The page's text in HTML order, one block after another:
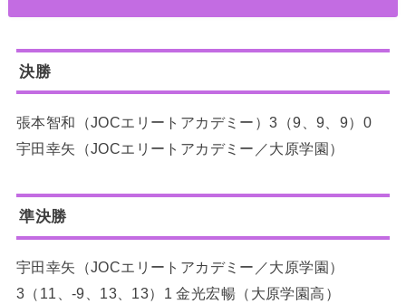
決勝
張本智和（JOCエリートアカデミー）3（9、9、9）0
宇田幸矢（JOCエリートアカデミー／大原学園）
準決勝
宇田幸矢（JOCエリートアカデミー／大原学園）
3（11、-9、13、13）1 金光宏暢（大原学園高）